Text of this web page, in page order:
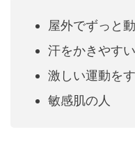
屋外でずっと
汗をかきやす
激しい運動を
敏感肌の人